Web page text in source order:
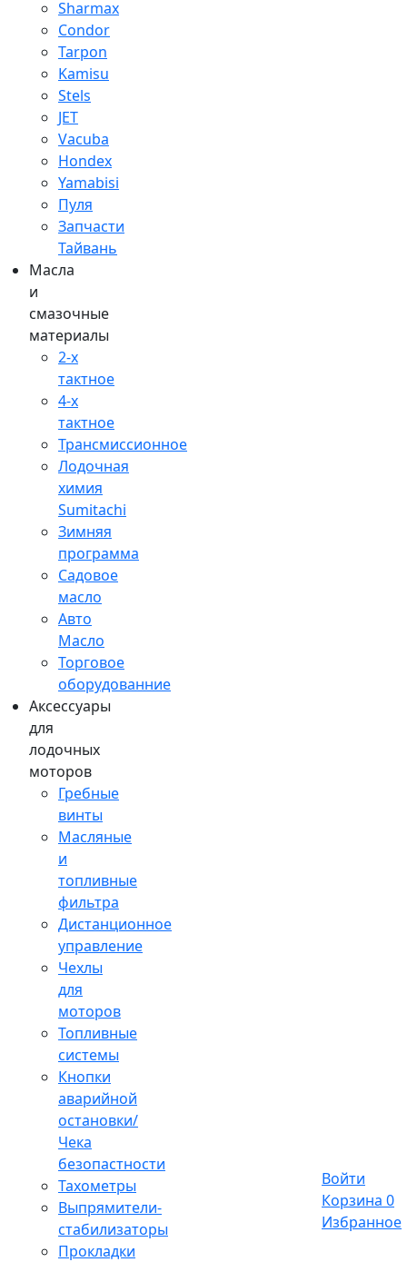
Sharmax
Condor
Tarpon
Kamisu
Stels
JET
Vacuba
Hondex
Yamabisi
Пуля
Запчасти
Тайвань
Масла
и
смазочные
материалы
2-х
тактное
4-х
тактное
Трансмиссионное
Лодочная
химия
Sumitachi
Зимняя
программа
Садовое
масло
Авто
Масло
Торговое
оборудованние
Аксессуары
для
лодочных
моторов
Гребные
винты
Масляные
и
топливные
фильтра
Дистанционное
управление
Чехлы
для
моторов
Топливные
системы
Кнопки
аварийной
остановки/
Чека
безопастности
Тахометры
Выпрямители-
стабилизаторы
Прокладки
Войти
Корзина 0
Избранное